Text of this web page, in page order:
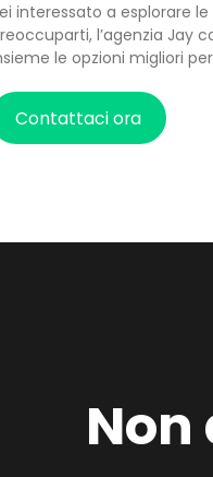
interessato a esplorare
l’agenzia Jay
le opzioni migliori
Contattaci ora